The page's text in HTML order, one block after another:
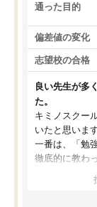
通った目的
偏差値の変化
志望校の合格
良い先生が多
た。
キミノスクー
いたと思います
一番は、「勉
徹底的に教わ
を詰め込むの
慣が身につく